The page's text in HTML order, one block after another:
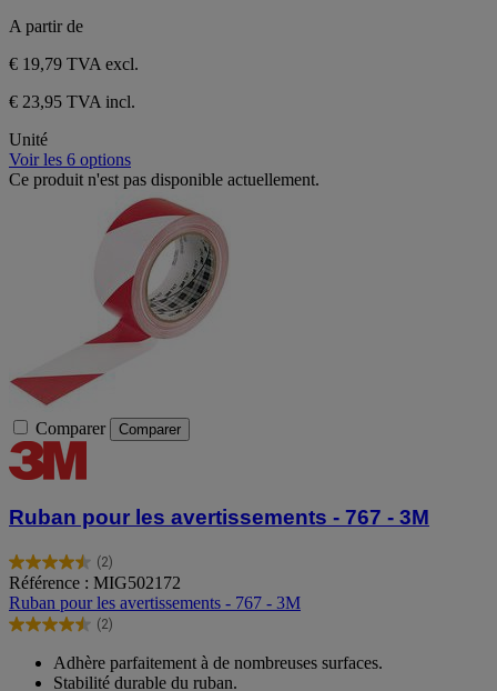
A partir de
€ 19,79 TVA excl.
€ 23,95 TVA incl.
Unité
Voir les 6 options
Ce produit n'est pas disponible actuellement.
Comparer Comparer
Ruban pour les avertissements - 767 - 3M
(2)
4.5
sur
5
étoiles.
avis
Référence : MIG502172
Ruban pour les avertissements - 767 - 3M
(2)
4.5
Adhère parfaitement à de nombreuses surfaces.
Stabilité durable du ruban.